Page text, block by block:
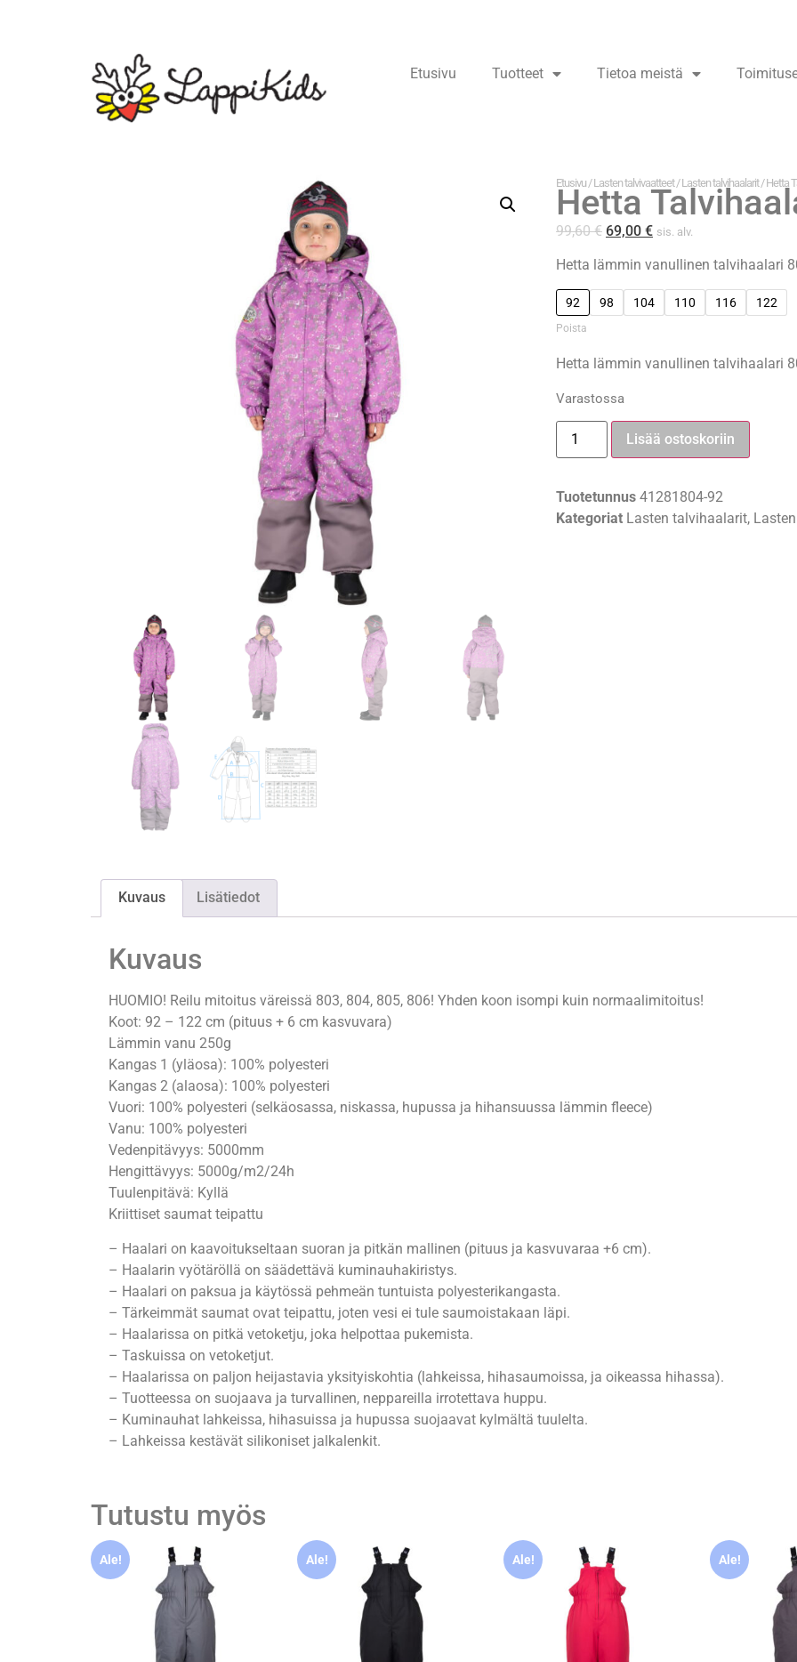
Etusivu Tuotteet Tietoa meistä
Etusivu /Lasten talvivaatteet/Lasten talvihaalarit/ Hetta
Hetta
99,60€ 69,00 € sis. alv.
Hetta lämmin vanullinen talvihaalari
92 98 104 110 116 122
Poista
Hetta lämmin vanullinen talvihaalari
Varastossa
Lisää ostoskoriin
Tuotetunnus 41281804-92
Kategoriat Lasten talvihaalarit,
Kuvaus Lisätiedot
Kuvaus
HUOMIO! Reilu mitoitus väreissä 803, 804, 805, 806! Yhden koon isompi kuin normaalimitoitus!
Koot: 92 – 122 cm (pituus + 6 cm kasvuvara)
Lämmin vanu 250g
Kangas 1 (yläosa): 100% polyesteri
Kangas 2 (alaosa): 100% polyesteri
Vuori: 100% polyesteri (selkäosassa, niskassa, hupussa ja hihansuussa lämmin fleece)
Vanu: 100% polyesteri
Vedenpitävyys: 5000mm
Hengittävyys: 5000g/m2/24h
Tuulenpitävä: Kyllä
Kriittiset saumat teipattu
– Haalari on kaavoitukseltaan suoran ja pitkän mallinen (pituus ja kasvuvaraa +6 cm).
– Haalarin vyötäröllä on säädettävä kuminauhakiristys.
– Haalari on paksua ja käytössä pehmeän tuntuista polyesterikangasta.
– Tärkeimmät saumat ovat teipattu, joten vesi ei tule saumoistakaan läpi.
– Haalarissa on pitkä vetoketju, joka helpottaa pukemista.
– Taskuissa on vetoketjut.
– Haalarissa on paljon heijastavia yksityiskohtia (lahkeissa, hihasaumoissa, ja oikeassa hihassa).
– Tuotteessa on suojaava ja turvallinen, neppareilla irrotettava huppu.
– Kuminauhat lahkeissa, hihasuissa ja hupussa suojaavat kylmältä tuulelta.
– Lahkeissa kestävät silikoniset jalkalenkit.
Tutustu myös
Ale! Ale! Ale! Ale!